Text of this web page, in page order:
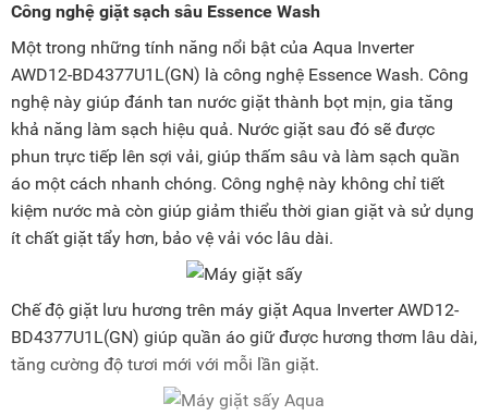
Công nghệ giặt sạch sâu Essence Wash
Một trong những tính năng nổi bật của Aqua Inverter
AWD12-BD4377U1L(GN) là công nghệ Essence Wash. Công
nghệ này giúp đánh tan nước giặt thành bọt mịn, gia tăng
khả năng làm sạch hiệu quả. Nước giặt sau đó sẽ được
phun trực tiếp lên sợi vải, giúp thấm sâu và làm sạch quần
áo một cách nhanh chóng. Công nghệ này không chỉ tiết
kiệm nước mà còn giúp giảm thiểu thời gian giặt và sử dụng
ít chất giặt tẩy hơn, bảo vệ vải vóc lâu dài.
Chế độ giặt lưu hương trên máy giặt Aqua Inverter AWD12-
BD4377U1L(GN) giúp quần áo giữ được hương thơm lâu dài,
tăng cường độ tươi mới với mỗi lần giặt.